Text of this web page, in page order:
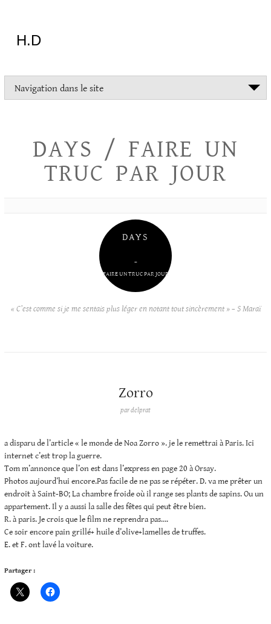
H.D
Navigation dans le site
DAYS / FAIRE UN
TRUC PAR JOUR
DAYS
–
FAIRE UN TRUC PAR JOUR
« C’est comme si je me sentais plus léger en notant tout sincèrement » – S Maraï
Zorro
pardelprat
a disparu de l’article « le monde de Noa Zorro ». je le remettrai à Paris. Ici
internet c’est trop la guerre.
Tom m’annonce que l’on est dans l’express en page 20 à Orsay.
Photos aujourd’hui encore.Pas facile de ne pas se répéter. D. va me prêter un
endroit à Saint-BO; La chambre froide où il range ses plants de sapins. Ou un
appartement. Il y a aussi la salle des fêtes qui peut être bien.
R. à paris. Je crois que le film ne reprendra pas….
Ce soir encore pain grillé+ huile d’olive+lamelles de truffes.
E. et F. ont lavé la voiture.
Partager :